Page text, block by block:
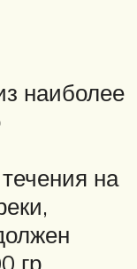
наиболее
на
гр.